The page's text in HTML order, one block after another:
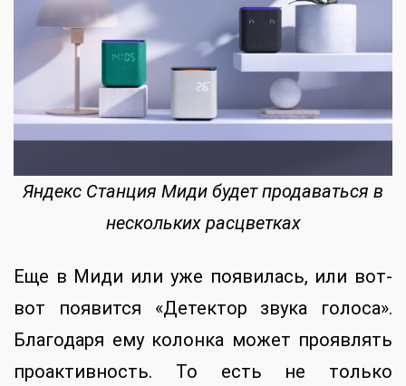
Яндекс Станция Миди будет продаваться в
нескольких расцветках
Еще в Миди или уже появилась, или вот-
вот появится «Детектор звука голоса».
Благодаря ему колонка может проявлять
проактивность. То есть не только